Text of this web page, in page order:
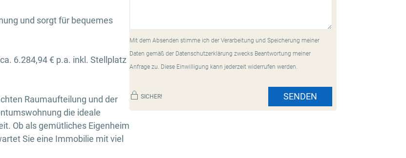
und sorgt für bequemes
6.284,94 € p.a. inkl. Stellplatz
Raumaufteilung und der
die ideale
Ob als gemütliches Eigenheim
Sie eine Immobilie mit viel
Mit dem Absenden stimme ich der Verarbeitung und Speicherung meiner
Daten gemäß der Datenschutzerklärung zwecks Beantwortung meiner
Anfrage zu. Diese Einwilligung kann jederzeit widerrufen werden.
SICHER! SENDEN